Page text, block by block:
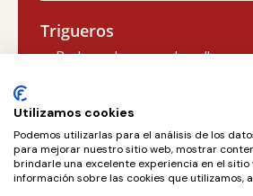
Trigueros
Bodegas Lezcano-Lacalle
Valoria la Buena
Concejo Bodegas, S.L.
Utilizamos cookies
Podemos utilizarlas para el análisis de los
para mejorar nuestro sitio web, mostrar
brindarle una excelente experiencia en el sitio
información sobre las cookies que utilizamos,